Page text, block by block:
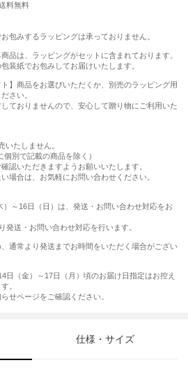
料無料
包みするラッピングは承っておりません。
品は、ラッピングがセットに含まれております。
装紙でお包みしてお届けいたします。
】商品をお選びいただくか、別売のラッピング用
さい。
ておりませんので、安心して贈り物にご利用いた
いたしません。
別で記載の商品を除く）
認いただきますようお願いいたします。
場合は、お気軽にお問い合わせください。
～16日（日）は、発送・お問い合わせ対応をお
発送・お問い合わせ対応を行います。
通常より発送までお時間をいただく場合がござい
日（金）～17日（月）頃のお届け日指定はお控え
。
せページをご確認ください。
仕様・サイズ